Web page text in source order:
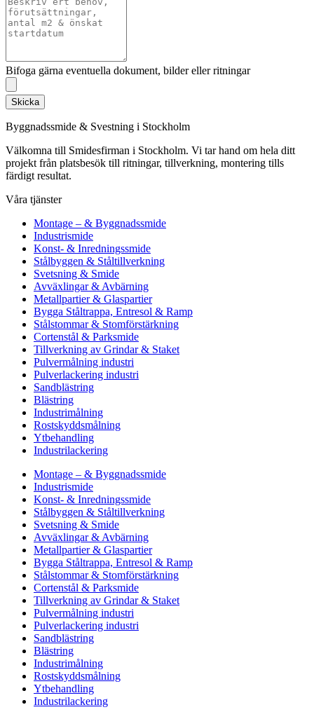
Bifoga gärna eventuella dokument, bilder eller ritningar
Skicka
Byggnadssmide & Svestning i Stockholm
Välkomna till Smidesfirman i Stockholm. Vi tar hand om hela ditt
projekt från platsbesök till ritningar, tillverkning, montering tills
färdigt resultat.
Våra tjänster
Montage – & Byggnadssmide
Industrismide
Konst- & Inredningssmide
Stålbyggen & Ståltillverkning
Svetsning & Smide
Avväxlingar & Avbärning
Metallpartier & Glaspartier
Bygga Ståltrappa, Entresol & Ramp
Stålstommar & Stomförstärkning
Cortenstål & Parksmide
Tillverkning av Grindar & Staket
Pulvermålning industri
Pulverlackering industri
Sandblästring
Blästring
Industrimålning
Rostskyddsmålning
Ytbehandling
Industrilackering
Montage – & Byggnadssmide
Industrismide
Konst- & Inredningssmide
Stålbyggen & Ståltillverkning
Svetsning & Smide
Avväxlingar & Avbärning
Metallpartier & Glaspartier
Bygga Ståltrappa, Entresol & Ramp
Stålstommar & Stomförstärkning
Cortenstål & Parksmide
Tillverkning av Grindar & Staket
Pulvermålning industri
Pulverlackering industri
Sandblästring
Blästring
Industrimålning
Rostskyddsmålning
Ytbehandling
Industrilackering